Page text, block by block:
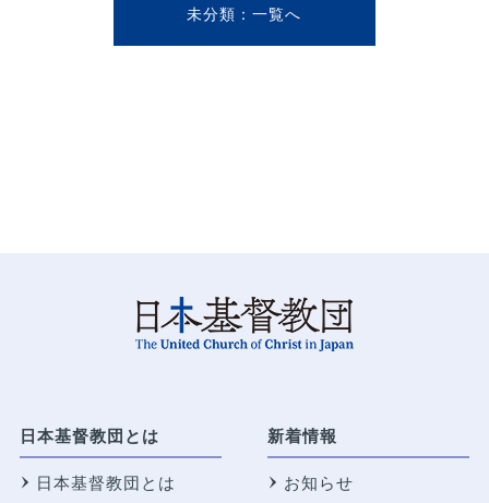
未分類
日本基督教団とは
日本基督教団とは
新着情報
お知らせ